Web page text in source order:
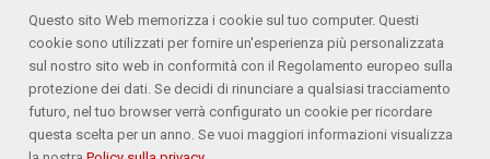
Pagina
1 Pagina
2 Pagina
3 Pagina
4 … Pagina
9 Successivo
Questo sito Web memorizza i cookie sul tuo computer. Questi
cookie sono utilizzati per fornire un'esperienza più personalizzata
sul nostro sito web in conformità con il Regolamento europeo sulla
protezione dei dati. Se decidi di rinunciare a qualsiasi tracciamento
futuro, nel tuo browser verrà configurato un cookie per ricordare
questa scelta per un anno. Se vuoi maggiori informazioni visualizza